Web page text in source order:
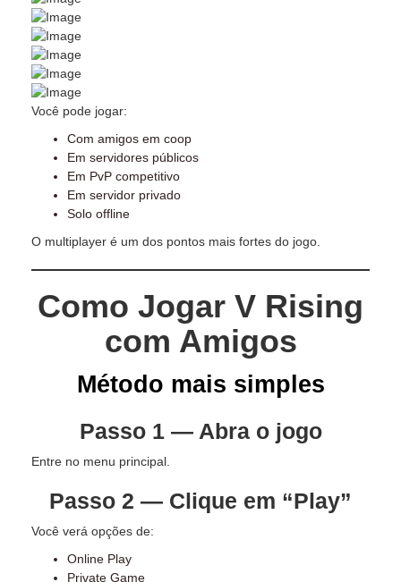
Você pode jogar:
Com amigos em coop
Em servidores públicos
Em PvP competitivo
Em servidor privado
Solo offline
O multiplayer é um dos pontos mais fortes do jogo.
Como Jogar V Rising
com Amigos
Método mais simples
Passo 1 — Abra o jogo
Entre no menu principal.
Passo 2 — Clique em “Play”
Você verá opções de:
Online Play
Private Game